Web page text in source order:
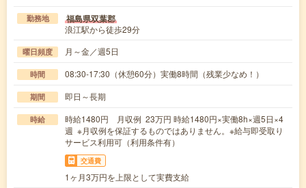
勤務地 福島県双葉郡
浪江駅から徒歩29分
曜日頻度 月～金／週5日
時間 08:30-17:30（休憩60分）実働8時間（残業少なめ！）
期間 即日～長期
時給
時給1480円 月収例 23万円 時給1480円×実働8h×週5日×4
週 ※月収例を保証するものではありません。※給与即受取り
サービス利用可（利用条件有）
交通費
1ヶ月3万円を上限として実費支給